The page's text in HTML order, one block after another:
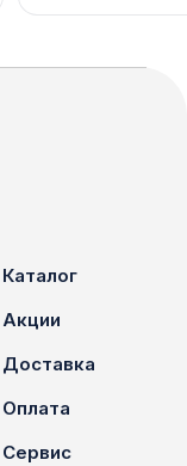
Каталог
Акции
Доставка
Оплата
Сервис